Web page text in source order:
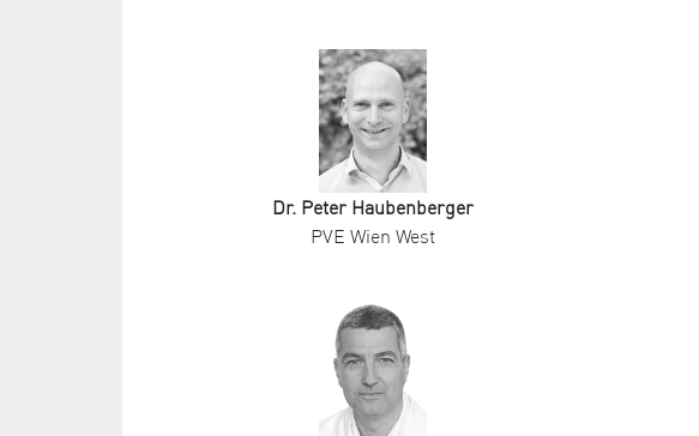
Dr. Peter Haubenberger
PVE Wien West